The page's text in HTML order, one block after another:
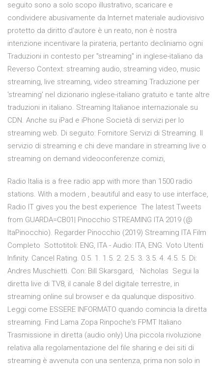
seguito sono a solo scopo illustrativo, scaricare e
condividere abusivamente da Internet materiale audiovisivo
protetto da diritto d’autore è un reato, non è nostra
intenzione incentivare la pirateria, pertanto decliniamo ogni
Traduzioni in contesto per "streaming" in inglese-italiano da
Reverso Context: streaming audio, streaming video, music
streaming, live streaming, video streaming Traduzione per
'streaming' nel dizionario inglese-italiano gratuito e tante altre
traduzioni in italiano. Streaming Italianoe internazionale su
CDN. Anche su iPad e iPhone Società di servizi per lo
streaming web. Di seguito: Fornitore Servizi di Streaming. Il
servizio di streaming e chi deve mandare in streaming live o
streaming on demand videoconferenze comizi,
Radio Italia is a free radio app with more than 1500 radio
stations. With a modern , beautiful and easy to use interface,
Radio IT gives you the best experience The latest Tweets
from GUARDA=CB01| Pinocchio STREAMING ITA 2019 (@
ItaPinocchio). Regarder Pinocchio (2019) Streaming ITA Film
Completo Sottotitoli: ENG, ITA - Audio: ITA, ENG. Voto Utenti
Infinity. Cancel Rating. 0.5. 1. 1.5. 2. 2.5. 3. 3.5. 4. 4.5. 5. Di:
Andres Muschietti. Con: Bill Skarsgard, · Nicholas Segui la
diretta live di TV8, il canale 8 del digitale terrestre, in
streaming online sul browser e da qualunque dispositivo.
Leggi come ESSERE INFORMATO quando comincia la diretta
streaming. Find Lama Zopa Rinpoche's FPMT Italiano
Trasmissione in diretta (audio only) Una piccola rivoluzione
relativa alla regolamentazione del file sharing e dei siti di
streaming è avvenuta con una sentenza, prima non solo in